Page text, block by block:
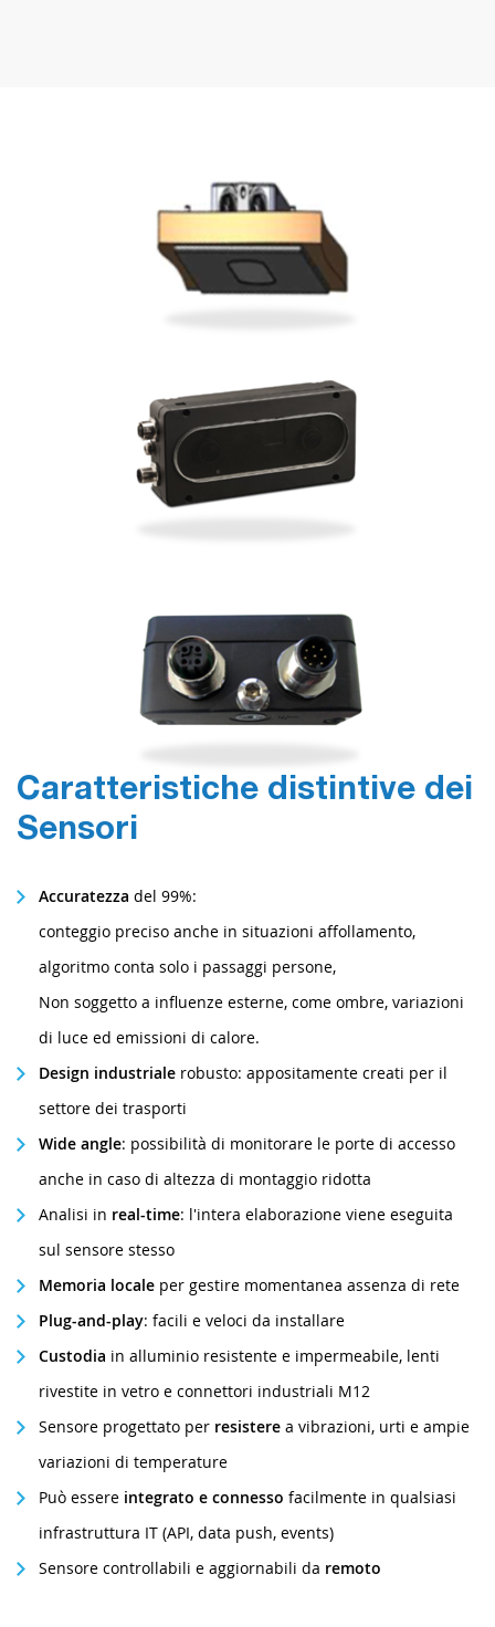
Caratteristiche distintive dei
Sensori
Accuratezza del 99%:
conteggio preciso anche in situazioni affollamento,
algoritmo conta solo i passaggi persone,
Non soggetto a influenze esterne, come ombre, variazioni
di luce ed emissioni di calore.
Design industriale robusto: appositamente creati per il
settore dei trasporti
Wide angle: possibilità di monitorare le porte di accesso
anche in caso di altezza di montaggio ridotta
Analisi in real-time: l'intera elaborazione viene eseguita
sul sensore stesso
Memoria locale per gestire momentanea assenza di rete
Plug-and-play: facili e veloci da installare
Custodia in alluminio resistente e impermeabile, lenti
rivestite in vetro e connettori industriali M12
Sensore progettato per resistere a vibrazioni, urti e ampie
variazioni di temperature
Può essere integrato e connesso facilmente in qualsiasi
infrastruttura IT (API, data push, events)
Sensore controllabili e aggiornabili da remoto